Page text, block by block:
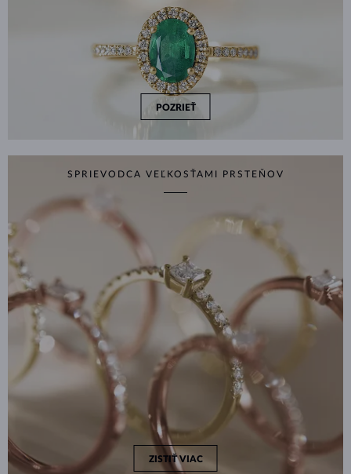
POZRIEŤ
SPRIEVODCA VEĽKOSŤAMI PRSTEŇOV
ZISTIŤ VIAC